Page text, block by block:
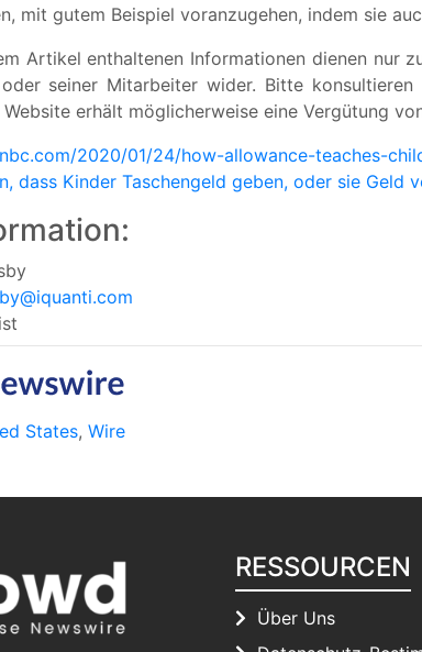
mit gutem Beispiel voranzugehen, indem sie
Artikel enthaltenen Informationen dienen nur
seiner Mitarbeiter wider. Bitte
erhält möglicherweise eine Vergütung
2020/01/24/how-allowance-teaches-
dass Kinder Taschengeld geben, oder sie Geld
States, Wire
RESSOURCEN
Über Uns